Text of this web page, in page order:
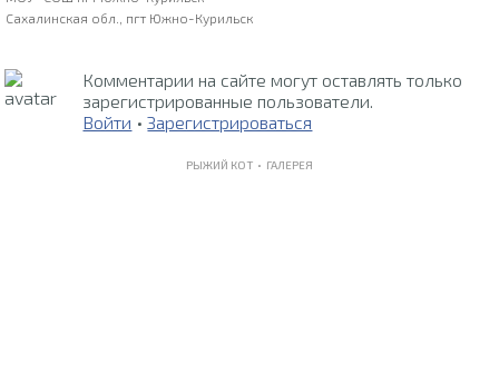
Сахалинская обл., пгт Южно-Курильск
Комментарии на сайте могут оставлять только
зарегистрированные пользователи.
Войти •Зарегистрироваться
РЫЖИЙ КОТ • ГАЛЕРЕЯ